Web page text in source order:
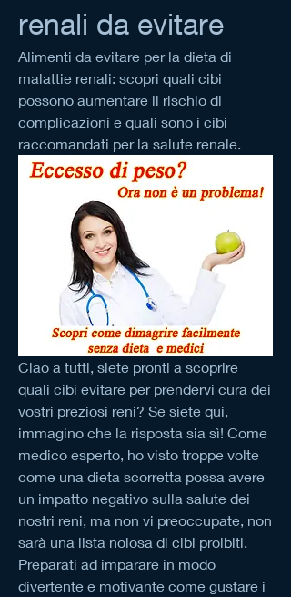
renali da evitare
Alimenti da evitare per la dieta di
malattie renali: scopri quali cibi
possono aumentare il rischio di
complicazioni e quali sono i cibi
raccomandati per la salute renale.
Ciao a tutti, siete pronti a scoprire
quali cibi evitare per prendervi cura dei
vostri preziosi reni? Se siete qui,
immagino che la risposta sia sì! Come
medico esperto, ho visto troppe volte
come una dieta scorretta possa avere
un impatto negativo sulla salute dei
nostri reni, ma non vi preoccupate, non
sarà una lista noiosa di cibi proibiti.
Preparati ad imparare in modo
divertente e motivante come gustare i